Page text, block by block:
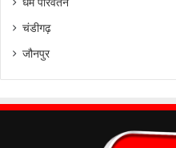
चंडीगढ़
जौनपुर